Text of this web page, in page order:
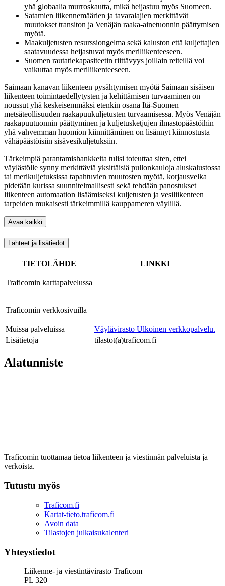
yhä globaalia murroskautta, mikä heijastuu myös Suomeen.
Satamien liikennemäärien ja tavaralajien merkittävät
muutokset transiton ja Venäjän raaka-ainetuonnin päättymisen
myötä.
Maakuljetusten resurssiongelma sekä kaluston että kuljettajien
saatavuudessa heijastuvat myös meriliikenteeseen.
Suomen rautatiekapasiteetin riittävyys joillain reiteillä voi
vaikuttaa myös meriliikenteeseen.
Saimaan kanavan liikenteen pysähtymisen myötä Saimaan sisäisen
liikenteen toimintaedellytysten ja kehittämisen turvaaminen on
noussut yhä keskeisemmäksi etenkin osana Itä-Suomen
metsäteollisuuden raakapuukuljetusten turvaamisessa. Myös Venäjän
raakapuutuonnin päättyminen ja kuljetusketjujen ilmastopäästöihin
yhä vahvemman huomion kiinnittäminen on lisännyt kiinnostusta
vähäpäästöisiin sisävesikuljetuksiin.
Tärkeimpiä parantamishankkeita tulisi toteuttaa siten, ettei
väylästölle synny merkittäviä yksittäisiä pullonkauloja aluskalustossa
tai merikuljetuksissa tapahtuvien muutosten myötä, korjausvelka
pidetään kurissa suunnitelmallisesti sekä tehdään panostukset
liikenteen automaation lisäämiseksi kuljetusten ja vesiliikenteen
tarpeiden mukaisesti tärkeimmillä kauppameren väylillä.
Avaa kaikki
Lähteet ja lisätiedot
TIETOLÄHDE LINKKI
Traficomin karttapalvelussa
Traficomin verkkosivuilla
Muissa palveluissa Väylävirasto Ulkoinen verkkopalvelu.
Lisätietoja
tilastot(a)traficom.fi
Alatunniste
Traficomin tuottamaa tietoa liikenteen ja viestinnän palveluista ja
verkoista.
Tutustu myös
Traficom.fi
Kartat-tieto.traficom.fi
Avoin data
Tilastojen julkaisukalenteri
Yhteystiedot
Liikenne- ja viestintävirasto Traficom
PL 320